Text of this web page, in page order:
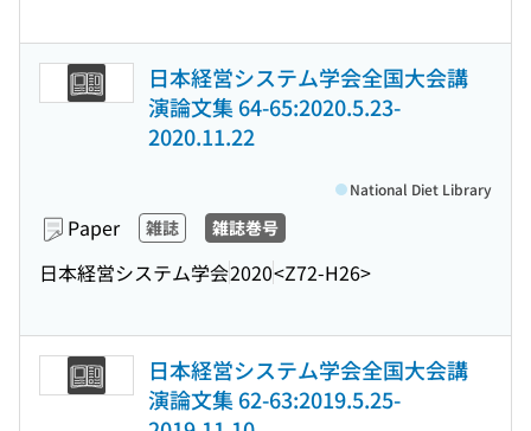
日本経営システム学会全国大会講
演論文集 64-65:2020.5.23-
2020.11.22
Paper 雑誌 雑誌巻号
日本経営システム学会2020<Z72-H26>
National Diet Library
日本経営システム学会全国大会講
演論文集 62-63:2019.5.25-